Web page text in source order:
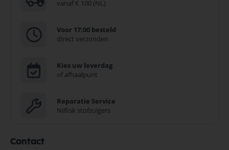
vanaf € 100 (NL)
Voor 17:00 besteld
direct verzonden
Kies uw leverdag
of afhaalpunt
Reparatie Service
Nilfisk stofzuigers
Contact